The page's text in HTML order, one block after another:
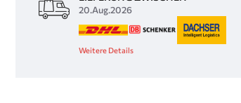
20.Aug.2026
Weitere Details